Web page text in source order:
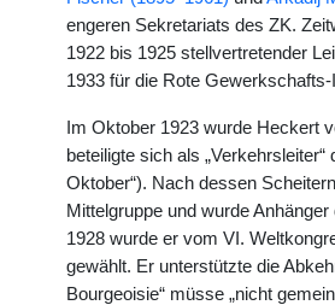
engeren Sekretariats des ZK.
1922 bis 1925 stellvertretender
1933 für die Rote
Im Oktober 1923 wurde Heckert
beteiligte sich als
Oktober“). Nach dessen
Mittelgruppe und wurde
1928 wurde er vom VI.
gewählt. Er unterstützte die
Bourgeoisie“ müsse „nicht